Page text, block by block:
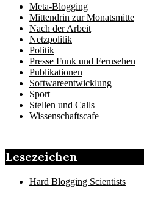
Meta-Blogging
Mittendrin zur Monatsmitte
Nach der Arbeit
Netzpolitik
Politik
Presse Funk und Fernsehen
Publikationen
Softwareentwicklung
Sport
Stellen und Calls
Wissenschaftscafe
Lesezeichen
Hard Blogging Scientists